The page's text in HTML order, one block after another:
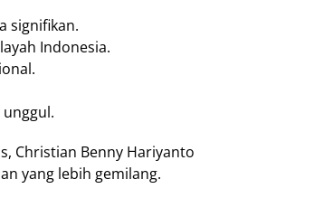
signifikan.
Indonesia.
Christian Benny Hariyanto
yang lebih gemilang.